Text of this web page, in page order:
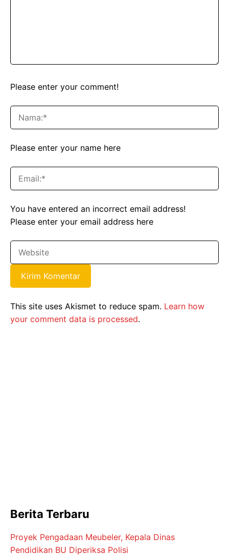
Please enter your comment!
Please enter your name here
You have entered an incorrect email address!
Please enter your email address here
This site uses Akismet to reduce spam. Learn how
your comment data is processed.
Berita Terbaru
Proyek Pengadaan Meubeler, Kepala Dinas
Pendidikan BU Diperiksa Polisi